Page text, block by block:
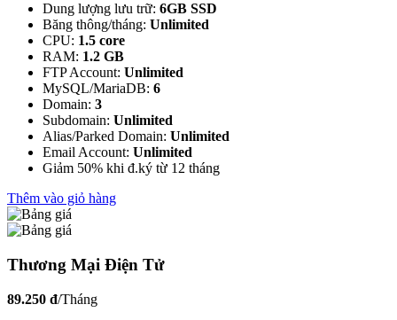
Dung lượng lưu trữ: 6GB SSD
Băng thông/tháng: Unlimited
CPU: 1.5 core
RAM: 1.2 GB
FTP Account: Unlimited
MySQL/MariaDB: 6
Domain: 3
Subdomain: Unlimited
Alias/Parked Domain: Unlimited
Email Account: Unlimited
Giảm 50% khi đ.ký từ 12 tháng
Thêm vào giỏ hàng
Thương Mại Điện Tử
89.250 đ/Tháng